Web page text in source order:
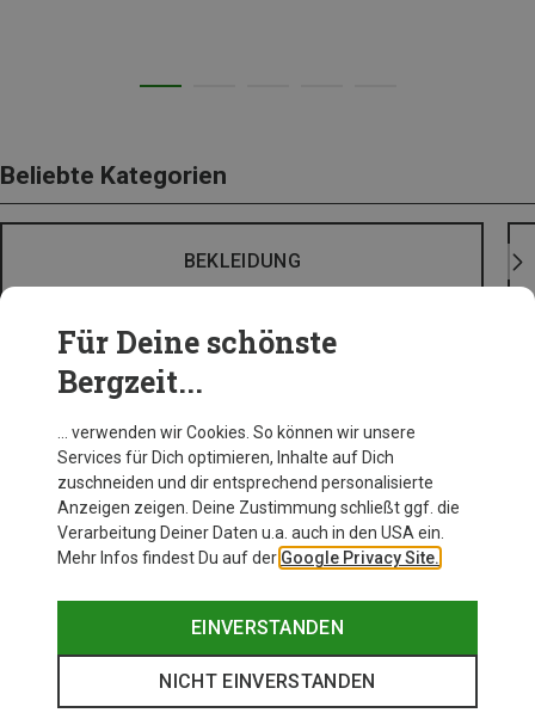
Beliebte Kategorien
BEKLEIDUNG
Für Deine schönste
Bergzeit...
… verwenden wir Cookies. So können wir unsere
Services für Dich optimieren, Inhalte auf Dich
zuschneiden und dir entsprechend personalisierte
Anzeigen zeigen. Deine Zustimmung schließt ggf. die
Verarbeitung Deiner Daten u.a. auch in den USA ein.
Mehr Infos findest Du auf der Google Privacy Site.
EINVERSTANDEN
NICHT EINVERSTANDEN